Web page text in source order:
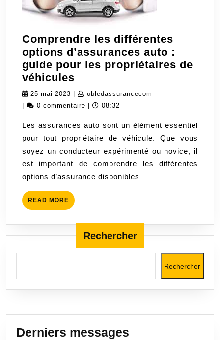
Comprendre les différentes
options d’assurances auto :
guide pour les propriétaires de
véhicules
les
différentes
d’assurances
auto
:
guide
pour
propriétaires
véhicules
25 mai 2023 25
mai
obledassurancecom
0 commentaire 08:32
Les assurances auto sont un élément essentiel
pour tout propriétaire de véhicule. Que vous
soyez un conducteur expérimenté ou novice, il
est important de comprendre les différentes
options d’assurance disponibles
READ MORE READ
MORE
Rechercher
Rechercher
Derniers messages